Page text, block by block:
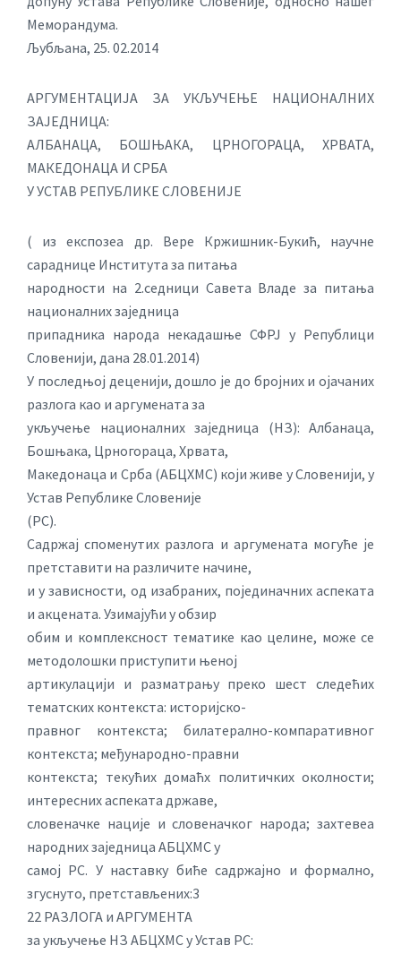
Меморандума.
Љубљана, 25. 02.2014
АРГУМЕНТАЦИЈА ЗА УКЉУЧЕЊЕ НАЦИОНАЛНИХ
ЗАЈЕДНИЦА:
АЛБАНАЦА, БОШЊАКА, ЦРНОГОРАЦА, ХРВАТА,
МАКЕДОНАЦА И СРБА
У УСТАВ РЕПУБЛИКЕ СЛОВЕНИЈЕ
( из експозеа др. Вере Кржишник-Букић, научне
сараднице Института за питања
народности на 2.седници Савета Владе за питања
националних заједница
припадника народа некадашње СФРЈ у Републици
Словенији, дана 28.01.2014)
У последњој деценији, дошло је до бројних и ојачаних
разлога као и аргумената за
укључење националних заједница (НЗ): Албанаца,
Бошњака, Црногораца, Хрвата,
Македонаца и Срба (АБЦХМС) који живе у Словенији, у
Устав Републике Словеније
(РС).
Садржај споменутих разлога и аргумената могуће је
претставити на различите начине,
и у зависности, од изабраних, појединачних аспеката
и акцената. Узимајући у обзир
обим и комплексност тематике као целине, може се
методолошки приступити њеној
артикулацији и разматрању преко шест следећих
тематских контекста: историјско-
правног контекста; билатерално-компаративног
контекста; међународно-правни
контекста; текућих домаћх политичких околности;
интересних аспеката државе,
словеначке нације и словеначког народа; захтевеа
народних заједница АБЦХМС у
самој РС. У наставку биће садржајно и формално,
згуснуто, претстављених:3
22 РАЗЛОГА и АРГУМЕНТА
за укључење НЗ АБЦХМС у Устав РС: